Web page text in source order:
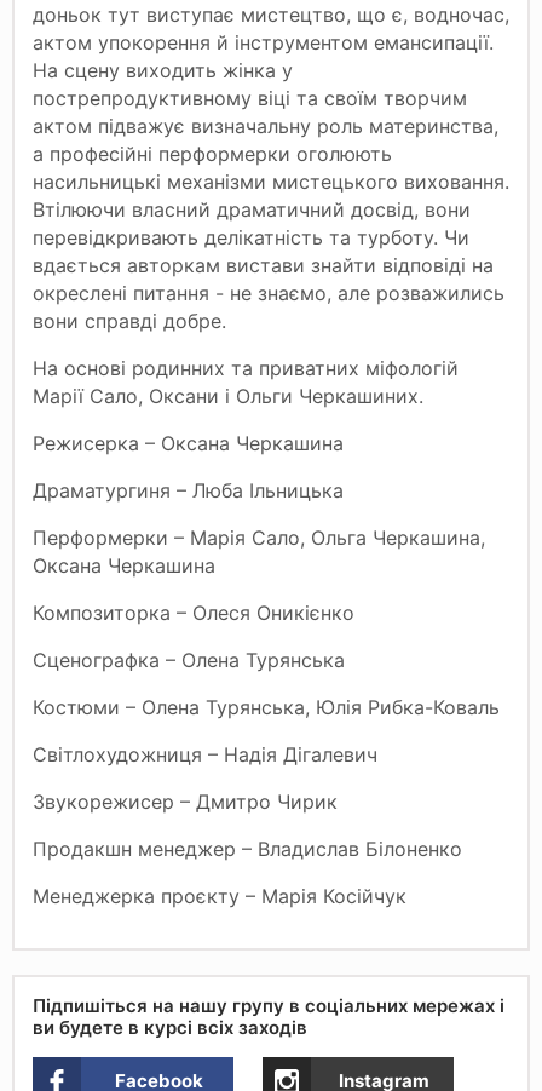
доньок тут виступає мистецтво, що є, водночас,
актом упокорення й інструментом емансипації.
На сцену виходить жінка у
пострепродуктивному віці та своїм творчим
актом підважує визначальну роль материнства,
а професійні перформерки оголюють
насильницькі механізми мистецького виховання.
Втілюючи власний драматичний досвід, вони
перевідкривають делікатність та турботу. Чи
вдається авторкам вистави знайти відповіді на
окреслені питання - не знаємо, але розважились
вони справді добре.
На основі родинних та приватних міфологій
Марії Сало, Оксани і Ольги Черкашиних.
Режисерка – Оксана Черкашина
Драматургиня – Люба Ільницька
Перформерки – Марія Сало, Ольга Черкашина,
Оксана Черкашина
Композиторка – Олеся Оникієнко
Сценографка – Олена Турянська
Костюми – Олена Турянська, Юлія Рибка-Коваль
Cвітлохудожниця – Надія Дігалевич
Звукорежисер – Дмитро Чирик
Продакшн менеджер – Владислав Білоненко
Менеджерка проєкту – Марія Косійчук
Підпишіться на нашу групу в соціальних мережах і
ви будете в курсі всіх заходів
Facebook Instagram